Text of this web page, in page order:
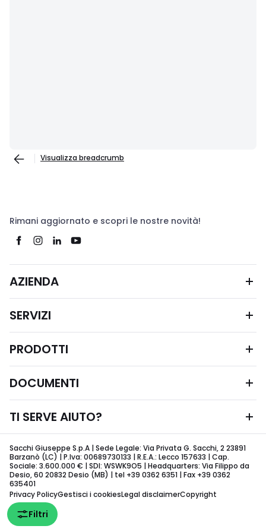
Filtri
Visualizza breadcrumb
Rimani aggiornato e scopri le nostre novità!
AZIENDA
SERVIZI
PRODOTTI
DOCUMENTI
TI SERVE AIUTO?
Sacchi Giuseppe S.p.A | Sede Legale: Via Privata G. Sacchi, 2 23891
Barzanò (LC) | P.Iva: 00689730133 | R.E.A.: Lecco 157633 | Cap.
Sociale: 3.600.000 € | SDI: WSWK9O5 | Headquarters: Via Filippo da
Desio, 60 20832 Desio (MB) | tel +39 0362 6351 | Fax +39 0362
635401
Privacy PolicyGestisci i cookiesLegal disclaimerCopyright